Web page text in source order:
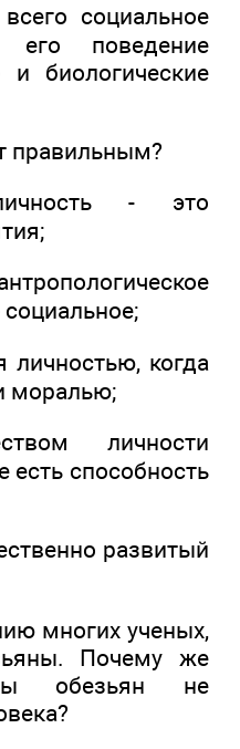
социальное
поведение
биологические
правильным?
- это
социальное;
личностью, когда
моралью;
личности
есть способность
развитый
многих ученых,
Почему же
обезьян не